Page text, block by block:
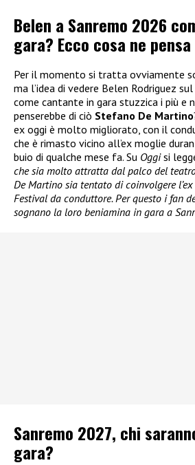
Belen a Sanremo 2026
gara? Ecco cosa ne
Per il momento si tratta ovviamente
ma l’idea di vedere Belen Rodriguez
come cantante in gara stuzzica i più e
penserebbe di ciò Stefano De Martino
ex oggi è molto migliorato, con il
che è rimasto vicino all’ex moglie
buio di qualche mese fa. Su Oggisi
che sia molto attratta dal palco del
De Martino sia tentato di coinvolgere
Festival da conduttore. Per questo i fan
sognano la loro beniamina in gara a
Sanremo 2027, chi
gara?